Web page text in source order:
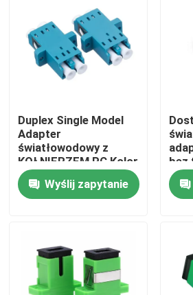
Dom
Filmy
Duplex Single Model
Adapter
światłowodowy z
KOŁNIERZEM PC Kolor
magenta
Wyślij zapytanie
bez